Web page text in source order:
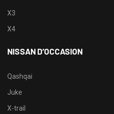
X3
X4
NISSAN D’OCCASION
Qashqai
Juke
X-trail